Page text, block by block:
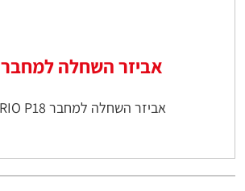
אביזר השחלה למחבר P18
אביזר השחלה למחבר DIVARIO P18 -